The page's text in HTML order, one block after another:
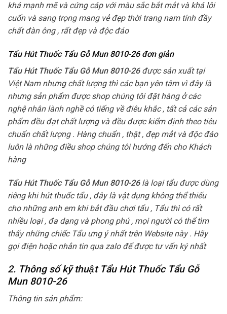
khá mạnh mẽ và cứng cáp với màu sắc bắt mắt và khá lôi
cuốn và sang trọng mang vẻ đẹp thời trang nam tính đầy
chất đàn ông , rất đẹp và độc đáo
Tẩu Hút Thuốc Tẩu Gỗ Mun 8010-26 đơn giản
Tẩu Hút Thuốc Tẩu Gỗ Mun 8010-26 được sản xuất tại
Việt Nam nhưng chất lượng thì các bạn yên tâm vì đây là
nhưng sản phẩm được shop chúng tôi đặt hàng ở các
nghệ nhân lành nghề có tiếng về điêu khắc , tất cả các sản
phẩm đều đạt chất lượng và đều được kiểm định theo tiêu
chuẩn chất lượng . Hàng chuẩn , thật , đẹp mắt và độc đáo
luôn là những điều shop chúng tôi hướng đến cho Khách
hàng
Tẩu Hút Thuốc Tẩu Gỗ Mun 8010-26 là loại tẩu được dùng
riêng khi hút thuốc tẩu , đây là vật dụng không thể thiếu
cho những anh em khi bắt đầu chơi tẩu , Tẩu thì có rất
nhiều loại , đa dạng và phong phú , mọi người có thể tìm
thấy những chiếc Tẩu ưng ý nhất trên Website này . Hãy
gọi điện hoặc nhắn tin qua zalo để được tư vấn ký nhất
2. Thông số kỹ thuật Tẩu Hút Thuốc Tẩu Gỗ
Mun 8010-26
Thông tin sản phẩm: